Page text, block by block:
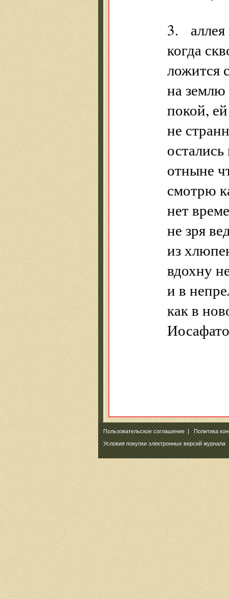
3. аллея
когда
ложится
на
покой,
не
отныне
смотрю
нет
не зря
из
вдохну
и в
как в
Пользовательское соглашение|Политика
Условия покупки электронных версий журнала